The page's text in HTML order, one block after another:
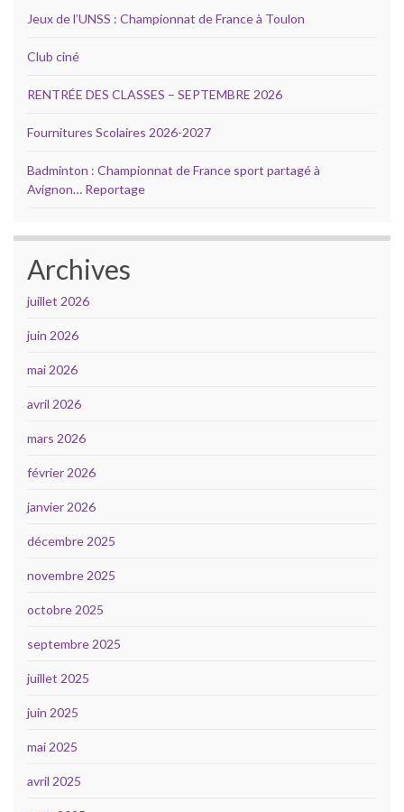
Jeux de l’UNSS : Championnat de France à Toulon
Club ciné
RENTRÉE DES CLASSES – SEPTEMBRE 2026
Fournitures Scolaires 2026-2027
Badminton : Championnat de France sport partagé à
Avignon… Reportage
Archives
juillet 2026
juin 2026
mai 2026
avril 2026
mars 2026
février 2026
janvier 2026
décembre 2025
novembre 2025
octobre 2025
septembre 2025
juillet 2025
juin 2025
mai 2025
avril 2025